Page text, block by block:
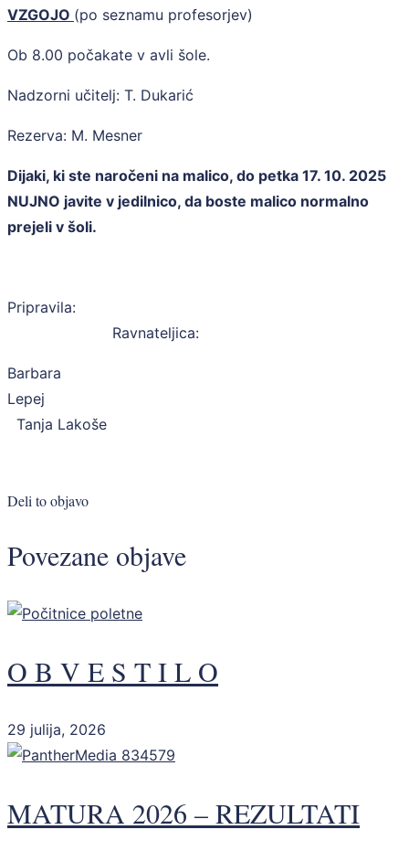
VZGOJO (po seznamu profesorjev)
Ob 8.00 počakate v avli šole.
Nadzorni učitelj: T. Dukarić
Rezerva: M. Mesner
Dijaki, ki ste naročeni na malico, do petka 17. 10. 2025
NUJNO javite v jedilnico, da boste malico normalno
prejeli v šoli.
Pripravila:
Ravnateljica:
Barbara
Lepej
Tanja Lakoše
Deli to objavo
Povezane objave
O B V E S T I L O
29 julija, 2026
MATURA 2026 – REZULTATI